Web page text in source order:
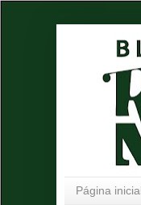
Página inicial